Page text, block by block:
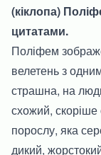
(кіклопа)
цитатами.
Поліфем
велетень з
страшна, на
схожий, скоріше
порослу, яка
дикий,